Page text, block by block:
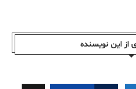
این نویسندە